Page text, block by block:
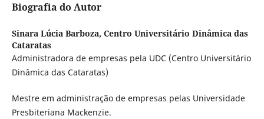
Biografia do Autor
Sinara Lúcia Barboza, Centro Universitário Dinâmica das
Cataratas
Administradora de empresas pela UDC (Centro Universitário
Dinâmica das Cataratas)
Mestre em administração de empresas pelas Universidade
Presbiteriana Mackenzie.